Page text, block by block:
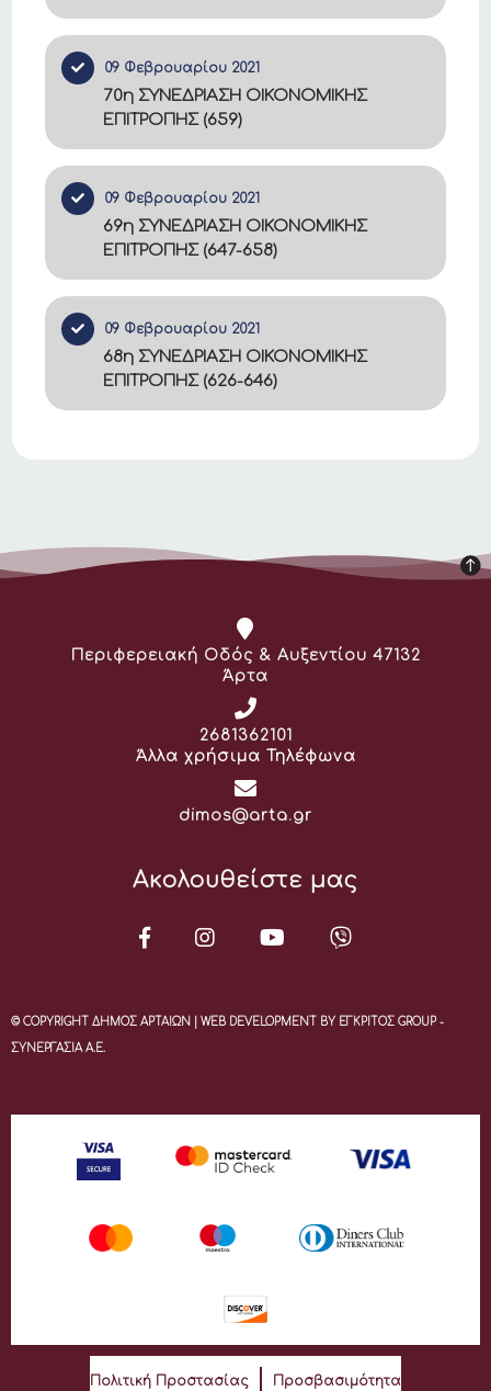
09 Φεβρουαρίου 2021
70η ΣΥΝΕΔΡΙΑΣΗ ΟΙΚΟΝΟΜΙΚΗΣ
ΕΠΙΤΡΟΠΗΣ (659)
09 Φεβρουαρίου 2021
69η ΣΥΝΕΔΡΙΑΣΗ ΟΙΚΟΝΟΜΙΚΗΣ
ΕΠΙΤΡΟΠΗΣ (647-658)
09 Φεβρουαρίου 2021
68η ΣΥΝΕΔΡΙΑΣΗ ΟΙΚΟΝΟΜΙΚΗΣ
ΕΠΙΤΡΟΠΗΣ (626-646)
Διεύθυνση:
Περιφερειακή Οδός & Αυξεντίου 47132
Άρτα
Τηλέφωνο:
2681362101
Άλλα χρήσιμα Τηλέφωνα
Email:
dimos@arta.gr
Ακολουθείστε μας
© COPYRIGHT ΔΗΜΟΣ ΑΡΤΑΙΩΝ | WEB DEVELOPMENT BY ΕΓΚΡΙΤΟΣ GROUP -
ΣΥΝΕΡΓΑΣΙΑ Α.Ε.
Πολιτική Προστασίας Προσβασιμότητα